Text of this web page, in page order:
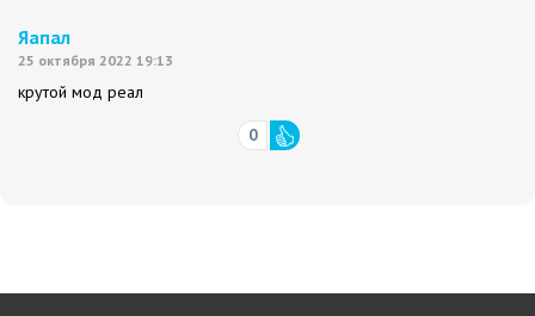
Яапал
25 октября 2022 19:13
крутой мод реал
0